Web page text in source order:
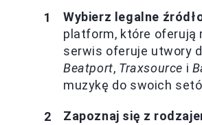
Wybierz legalne
platform, które oferują
serwis oferuje utwory
Beatport, Traxsource i
muzykę do swoich
Zapoznaj się z